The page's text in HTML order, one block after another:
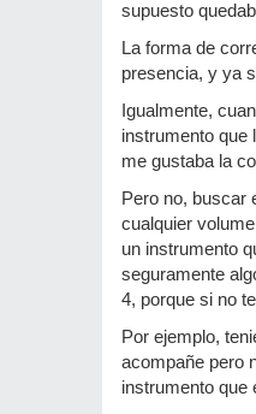
supuesto
La forma de
presencia, y ya
Igualmente,
instrumento que
me gustaba la
Pero no, buscar
cualquier
un instrumento
seguramente
4, porque si no
Por ejemplo,
acompañe pero
instrumento que